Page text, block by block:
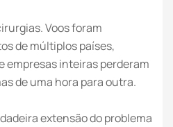
Voos foram
de múltiplos países,
empresas inteiras perderam
de uma hora para outra.
extensão do problema